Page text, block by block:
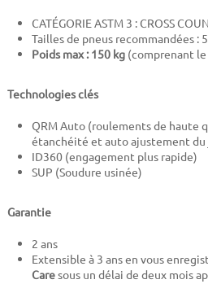
CATÉGORIE ASTM 3 : CROSS
Tailles de pneus recommandées :
Poids max : 150 kg(comprenant
Technologies clés
QRM Auto (roulements de haute
étanchéité et auto ajustement du
ID360 (engagement plus rapide)
SUP (Soudure usinée)
Garantie
2 ans
Extensible à 3 ans en vous
Caresous un délai de deux mois